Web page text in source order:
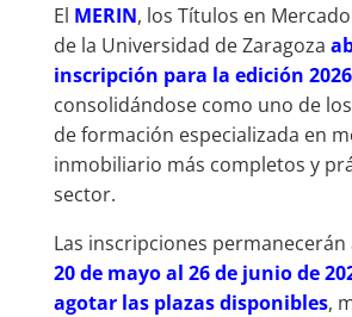
El MERIN, los Títulos en
de la Universidad de Zaragoza
inscripción para la edición
consolidándose como uno de
de formación especializada en
inmobiliario más completos y
sector.
Las inscripciones
20 de mayo al 26 de junio de
agotar las plazas disponibles,